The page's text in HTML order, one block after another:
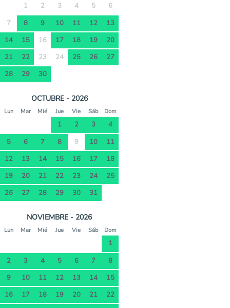
1 2 3 4 5
6
7
8 9 10 11 12
13
14
15 16 17 18 19
20
21
22 23 24 25 26
27
28
29 30
OCTUBRE - 2026
Lun Mar Mié Jue Vie Sáb Dom
1 2 3
4
5
6 7 8 9 10
11
12
13 14 15 16 17
18
19
20 21 22 23 24
25
26
27 28 29 30 31
NOVIEMBRE - 2026
Lun Mar Mié Jue Vie Sáb Dom
1
2
3 4 5 6 7
8
9
10 11 12 13 14
15
16
17 18 19 20 21
22